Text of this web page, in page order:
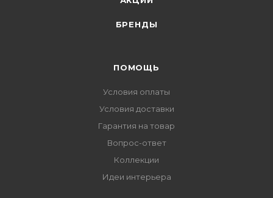
БРЕНДЫ
ПОМОЩЬ
Условия оплаты
Условия доставки
Гарантия на товар
Вопрос-ответ
Коллекции
Идеи интерьера